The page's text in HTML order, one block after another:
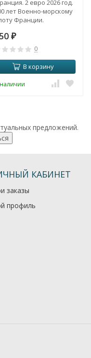
2 евро 2026 год.
лет Военно-морскому
Франции.
₽
0
В корзину
предложений.
КАБИНЕТ
заказы
профиль